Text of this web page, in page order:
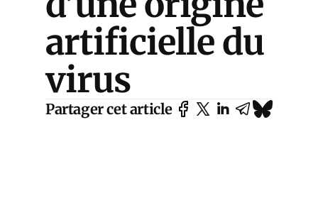
artificielle du
virus
Partager cet article